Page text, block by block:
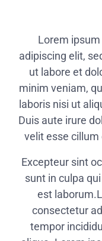
Lorem
adipiscing elit,
ut labore et
minim veniam,
laboris nisi ut
Duis aute irure
velit esse cillum
Excepteur sint
sunt in culpa
est
consectetur
tempor